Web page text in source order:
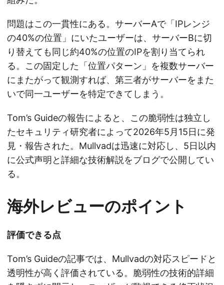
問題はこの一貫性にある。サーバーAで「IPレンジ
の40%の位置」にいたユーザーは、サーバーBに切
り替えても同じ約40%の位置のIPを割り当てられ
る。この固定した「位置パターン」を複数サーバー
にまたがって観測すれば、第三者がサーバーをまた
いで同一ユーザーを特定できてしまう。
Tom’s Guideの報告によると、この脆弱性は独立し
たセキュリティ研究者によって2026年5月15日に発
見・報告された。Mullvadは迅速に対応し、5日以内
に公式声明と詳細な技術解説をブログで公開してい
る。
海外レビューのポイント
評価できる点
Tom’s Guideの記事では、Mullvadの対応スピードと
透明性が高く評価されている。脆弱性の技術的詳細